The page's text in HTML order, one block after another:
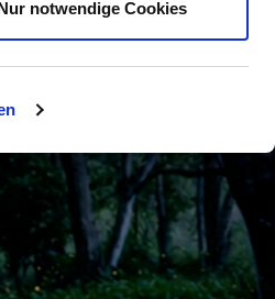
notwendige Cookies